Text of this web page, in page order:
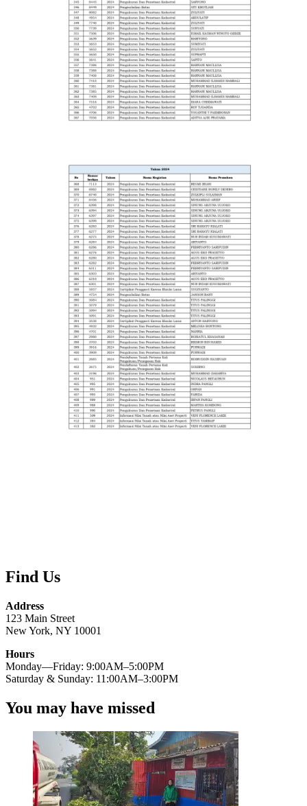
Find Us
Address
123 Main Street
New York, NY 10001
Hours
Monday—Friday: 9:00AM–5:00PM
Saturday & Sunday: 11:00AM–3:00PM
You may have missed